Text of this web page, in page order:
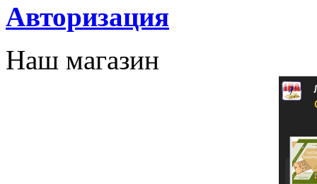
Авторизация
Наш магазин